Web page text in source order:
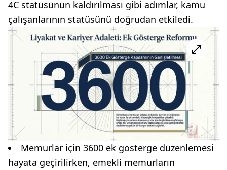
4C statüsünün kaldırılması gibi adımlar, kamu
çalışanlarının statüsünü doğrudan etkiledi.
Memurlar için 3600 ek gösterge düzenlemesi
hayata geçirilirken, emekli memurların